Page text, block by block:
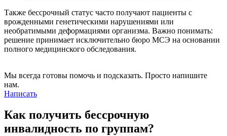
Также бессрочный статус часто получают пациенты с
врожденными генетическими нарушениями или
необратимыми деформациями организма. Важно понимать:
решение принимает исключительно бюро МСЭ на основании
полного медицинского обследования.
Мы всегда готовы помочь и подсказать. Просто напишите
нам.
Написать
Как получить бессрочную
инвалидность по группам?